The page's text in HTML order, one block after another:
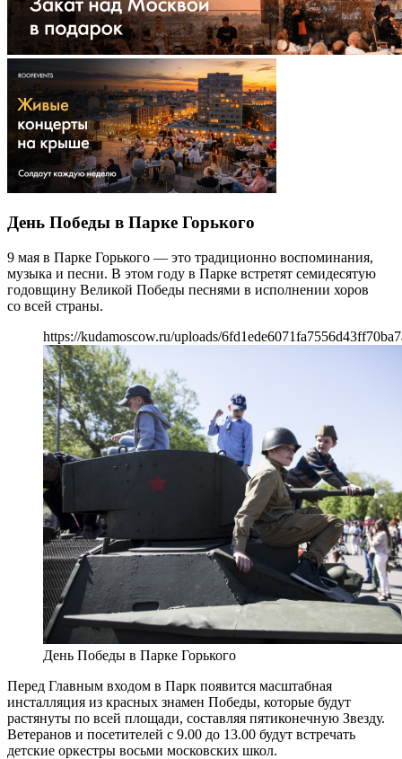
День Победы в Парке Горького
9 мая в Парке Горького — это традиционно воспоминания,
музыка и песни. В этом году в Парке встретят семидесятую
годовщину Великой Победы песнями в исполнении хоров
со всей страны.
https://kudamoscow.ru/uploads/
День Победы в Парке Горького
Перед Главным входом в Парк появится масштабная
инсталляция из красных знамен Победы, которые будут
растянуты по всей площади, составляя пятиконечную Звезду.
Ветеранов и посетителей с 9.00 до 13.00 будут встречать
детские оркестры восьми московских школ.